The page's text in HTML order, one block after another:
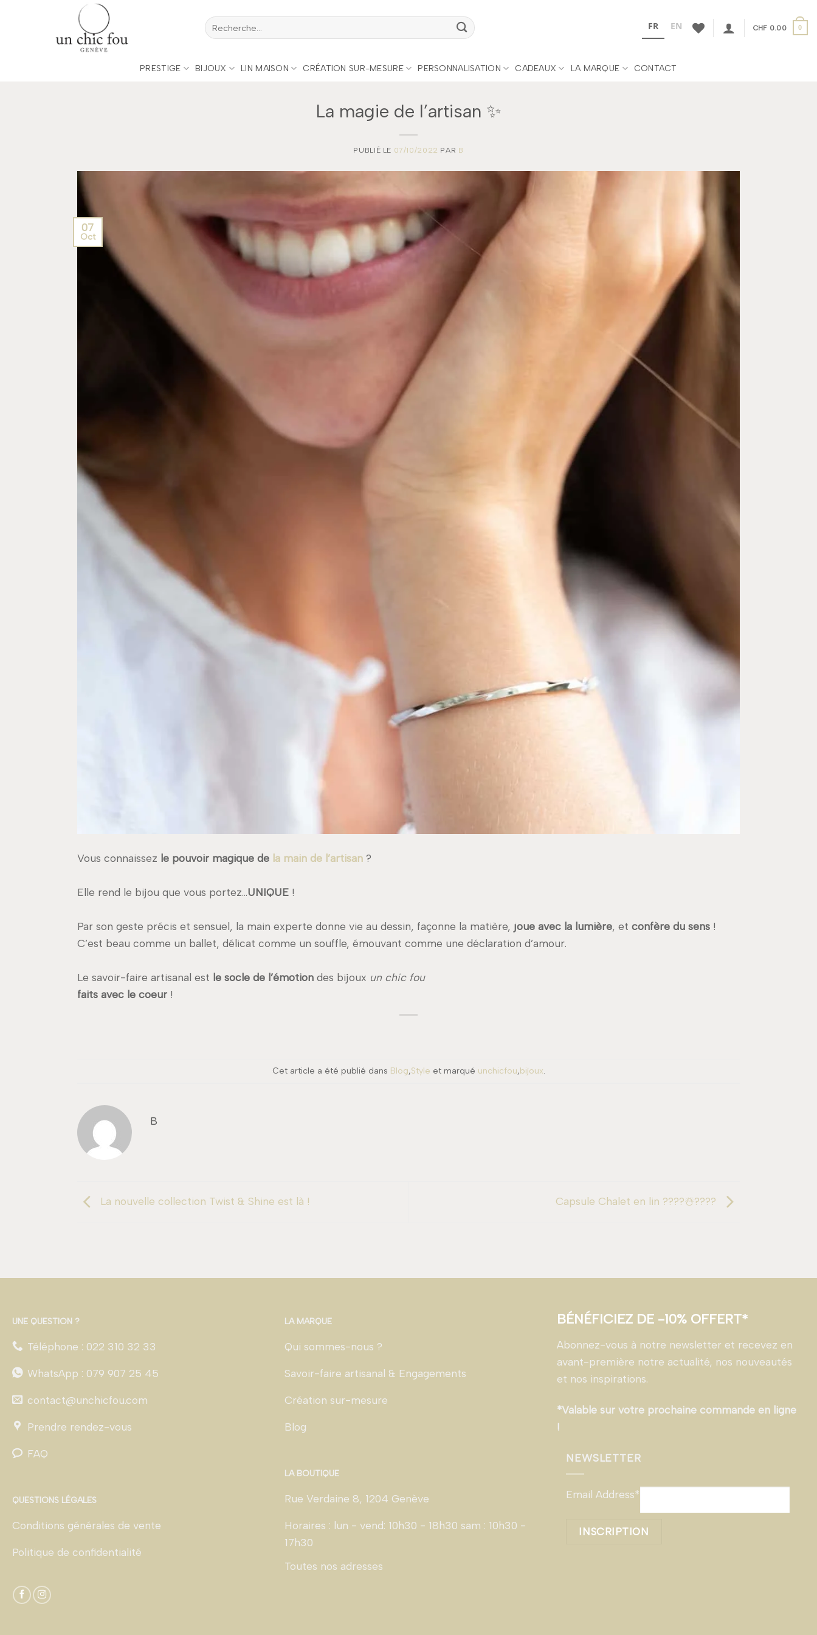
Recherche
pour :
FR EN CHF 0.00 0
PRESTIGE BIJOUX LIN MAISON CRÉATION SUR-MESURE PERSONNALISATION CADEAUX LA MARQUE CONTACT
La magie de l’artisan ✨
PUBLIÉ LE 07/10/2022 PAR B
07
Oct
Vous connaissez le pouvoir magique de la main de l’artisan ?
Elle rend le bijou que vous portez…UNIQUE !
Par son geste précis et sensuel, la main experte donne vie au dessin, façonne la matière, joue avec la lumière, et confère du sens !
C’est beau comme un ballet, délicat comme un souffle, émouvant comme une déclaration d’amour.
Le savoir-faire artisanal est le socle de l’émotion des bijoux un chic fou
faits avec le coeur !
Cet article a été publié dans Blog,Style et marqué unchicfou,bijoux.
B
La nouvelle collection Twist & Shine est là ! Capsule Chalet en lin ????☃️????
UNE QUESTION ?
Téléphone : 022 310 32 33
WhatsApp : 079 907 25 45
contact@unchicfou.com
Prendre rendez-vous
FAQ
QUESTIONS LÉGALES
Conditions générales de vente
Politique de confidentialité
LA MARQUE
Qui sommes-nous ?
Savoir-faire artisanal & Engagements
Création sur-mesure
Blog
LA BOUTIQUE
Rue Verdaine 8, 1204 Genève
Horaires : lun - vend: 10h30 - 18h30 sam : 10h30 -
17h30
Toutes nos adresses
BÉNÉFICIEZ DE -10% OFFERT*
Abonnez-vous à notre newsletter et recevez en
avant-première notre actualité, nos nouveautés
et nos inspirations.
*Valable sur votre prochaine commande en ligne
!
NEWSLETTER
Email Address*